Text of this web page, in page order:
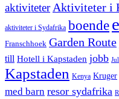
aktiviteter Aktiviteter i
aktiviteter i Sydafrika boende
Franschhoek Garden Route
till Hotell i Kapstaden jobb
Kapstaden Kenya Kruger
med barn resor sydafrika